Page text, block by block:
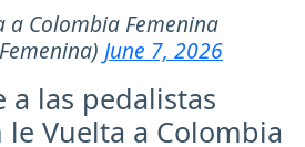
Colombia Femenina
June 7, 2026
a las pedalistas
le Vuelta a Colombia